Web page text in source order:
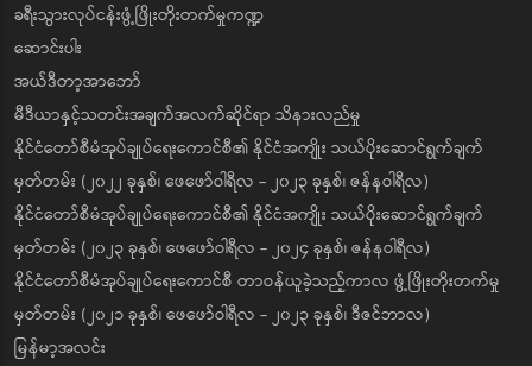
ခရီးသွားလုပ်ငန်းဖွံ့ဖြိုးတိုးတက်မှုကဏ္ဍ
ဆောင်းပါး
အယ်ဒီတာ့အာဘော်
မီဒီယာနှင့်သတင်းအချက်အလက်ဆိုင်ရာ သိနားလည်မှု
နိုင်ငံတော်စီမံအုပ်ချုပ်ရေးကောင်စီ၏ နိုင်ငံအကျိုး သယ်ပိုးဆောင်ရွက်ချက်
မှတ်တမ်း (၂၀၂၂ ခုနှစ်၊ ဖေဖော်ဝါရီလ - ၂၀၂၃ ခုနှစ်၊ ဇန်နဝါရီလ)
နိုင်ငံတော်စီမံအုပ်ချုပ်ရေးကောင်စီ၏ နိုင်ငံအကျိုး သယ်ပိုးဆောင်ရွက်ချက်
မှတ်တမ်း (၂၀၂၃ ခုနှစ်၊ ဖေဖော်ဝါရီလ - ၂၀၂၄ ခုနှစ်၊ ဇန်နဝါရီလ)
နိုင်ငံတော်စီမံအုပ်ချုပ်ရေးကောင်စီ တာဝန်ယူခဲ့သည့်ကာလ ဖွံ့ဖြိုးတိုးတက်မှု
မှတ်တမ်း (၂၀၂၁ ခုနှစ်၊ ဖေဖော်ဝါရီလ - ၂၀၂၃ ခုနှစ်၊ ဒီဇင်ဘာလ)
မြန်မာ့အလင်း